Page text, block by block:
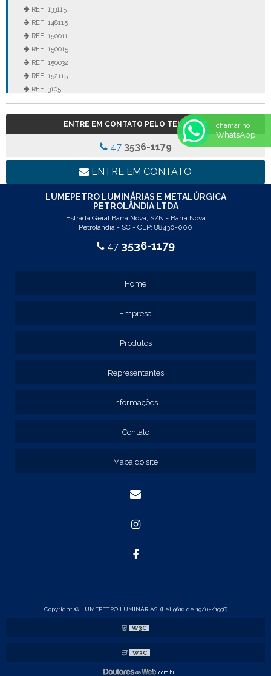
REF: 133115
REF: 148115
REF: 150011
REF: 150015
REF: 150032
REF: 152115
REF: 3105
REF: 3106
REF: 5105
LINHA LUMINÁRIA COMERCIAL DE EMBUTIR
REF: 102005
REF: 103005
REF: 105015
REF: 160105
ENTRE EM CONTATO PELO TELEFONE
47 3536-1179
ENTRE EM CONTATO
LUMEPETRO LUMINÁRIAS E METALÚRGICA
PETROLÂNDIA LTDA
Estrada Geral Barra Nova, S/N - Barra Nova
Petrolândia - SC - CEP: 88430-000
47 3536-1179
Home
Empresa
Produtos
Representantes
Informações
Contato
Mapa do site
Copyright © LUMEPETRO LUMINÁRIAS. (Lei 9610 de 19/02/1998)
W3C
W3C
chamar no
WhatsApp